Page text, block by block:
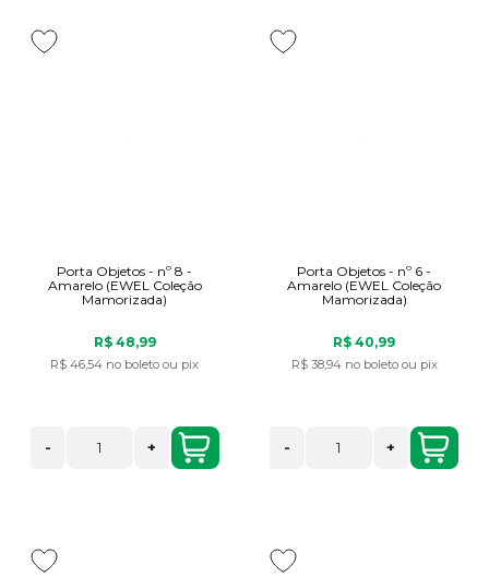
Porta Objetos - nº 8 -
Amarelo (EWEL Coleção
Mamorizada)
R$ 48,99
R$ 46,54 no boleto ou pix
- +
Porta Objetos - nº 6 -
Amarelo (EWEL Coleção
Mamorizada)
R$ 40,99
R$ 38,94 no boleto ou pix
- +